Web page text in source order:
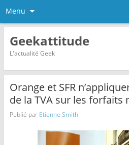
Menu
Geekattitude
L'actualité Geek
Orange et SFR
de la TVA sur les forfaits
Publié par Etienne Smith